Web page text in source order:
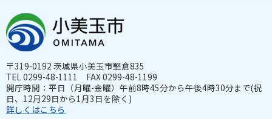
〒319-0192 茨城県小美玉市堅倉835
TEL 0299-48-1111 FAX 0299-48-1199
開庁時間：平日（月曜-金曜）午前8時45分から午後4時30分まで(祝
日、12月29日から1月3日を除く)
詳しくはこちら